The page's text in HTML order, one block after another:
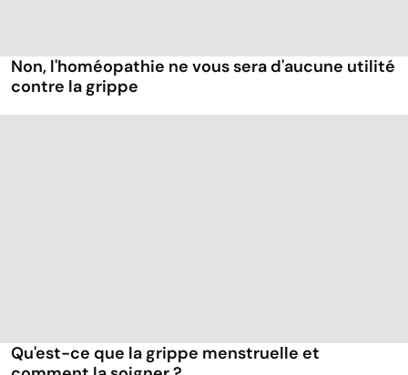
Non, l'homéopathie ne vous sera d'aucune utilité
contre la grippe
Qu'est-ce que la grippe menstruelle et